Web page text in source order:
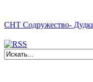
СНТ Содружество-